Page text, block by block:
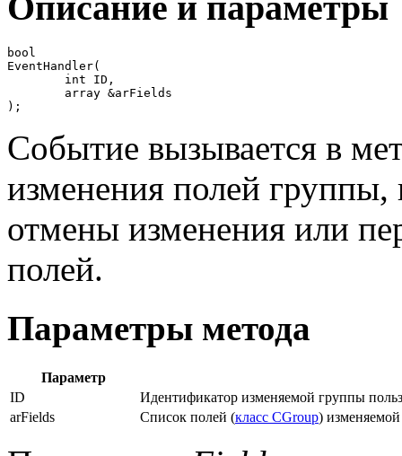
bool
EventHandler(
);
Событие вызывается в
изменения полей
отмены изменения или
полей.
Параметры метода
Параметр
ID
Идентификатор изменяемой группы
arFields
Список полей (класс CGroup)